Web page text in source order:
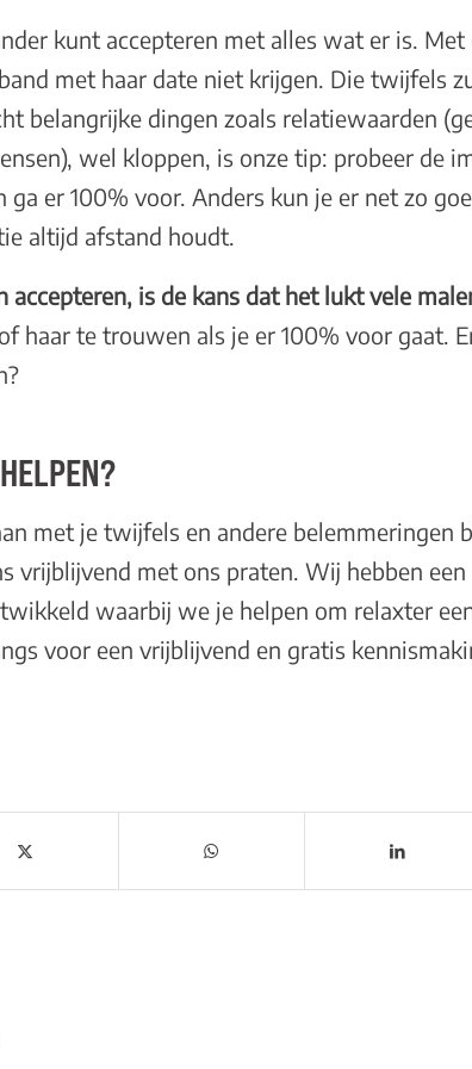
kunt accepteren met alles wat er is.
met haar date niet krijgen. Die twijfels
belangrijke dingen zoals relatiewaarden
wel kloppen, is onze tip: probeer de
ga er 100% voor. Anders kun je er net zo
altijd afstand houdt.
accepteren, is de kans dat het lukt vele
haar te trouwen als je er 100% voor gaat.
met je twijfels en andere belemmeringen
vrijblijvend met ons praten. Wij hebben een
waarbij we je helpen om relaxter
voor een vrijblijvend en gratis